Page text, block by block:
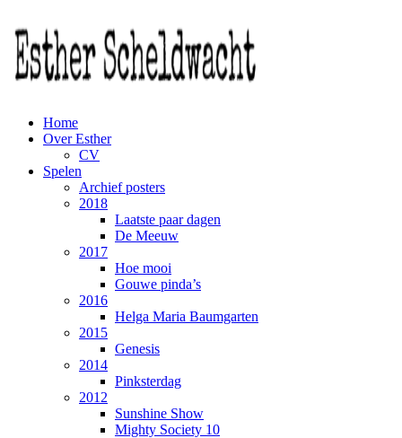
Home
Over Esther
CV
Spelen
Archief posters
2018
Laatste paar dagen
De Meeuw
2017
Hoe mooi
Gouwe pinda’s
2016
Helga Maria Baumgarten
2015
Genesis
2014
Pinksterdag
2012
Sunshine Show
Mighty Society 10